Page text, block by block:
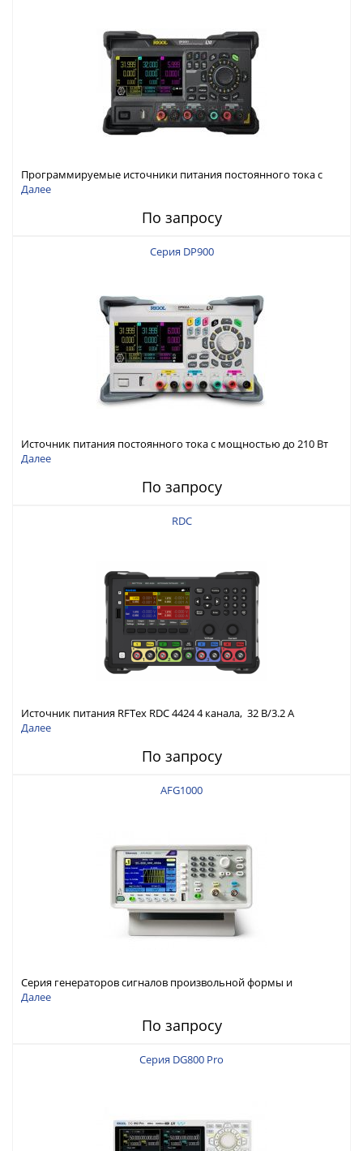
Программируемые источники питания постоянного тока с
мощностью 222 Вт, 3 канала
Далее
По запросу
Серия DP900
Источник питания постоянного тока с мощностью до 210 Вт
Далее
По запросу
RDC
Источник питания RFTex RDC 4424 4 канала, 32 В/3.2 А
Далее
По запросу
AFG1000
Серия генераторов сигналов произвольной формы и
стандартных функций Tektronix AFG1000
Далее
По запросу
Серия DG800 Pro